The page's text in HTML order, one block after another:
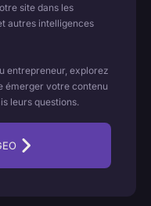
site dans les
autres intelligences
entrepreneur, explorez
émerger votre contenu
leurs questions.